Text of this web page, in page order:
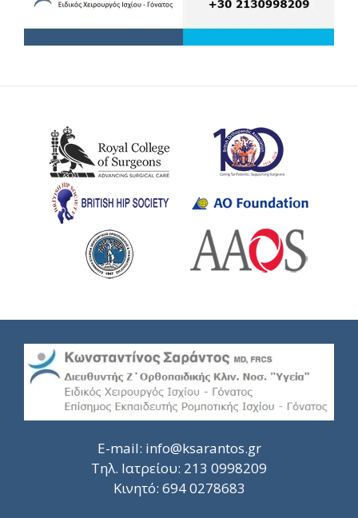
E-mail: info@ksarantos.gr
Τηλ. Ιατρείου: 213 0998209
Κινητό: 694 0278683